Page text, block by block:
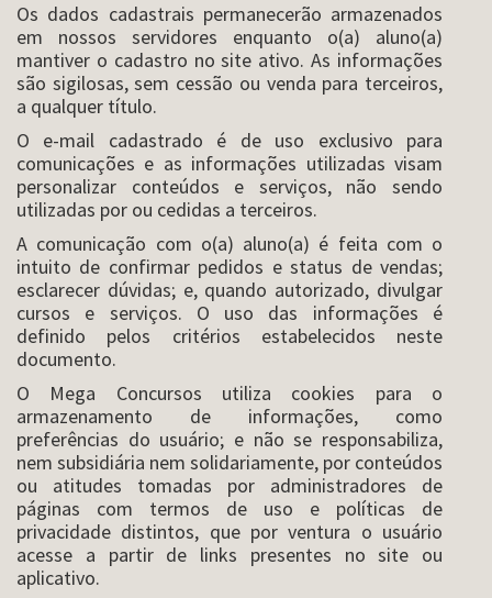
Os dados cadastrais permanecerão armazenados
em nossos servidores enquanto o(a) aluno(a)
mantiver o cadastro no site ativo. As informações
são sigilosas, sem cessão ou venda para terceiros,
a qualquer título.
O e-mail cadastrado é de uso exclusivo para
comunicações e as informações utilizadas visam
personalizar conteúdos e serviços, não sendo
utilizadas por ou cedidas a terceiros.
A comunicação com o(a) aluno(a) é feita com o
intuito de confirmar pedidos e status de vendas;
esclarecer dúvidas; e, quando autorizado, divulgar
cursos e serviços. O uso das informações é
definido pelos critérios estabelecidos neste
documento.
O Mega Concursos utiliza cookies para o
armazenamento de informações, como
preferências do usuário; e não se responsabiliza,
nem subsidiária nem solidariamente, por conteúdos
ou atitudes tomadas por administradores de
páginas com termos de uso e políticas de
privacidade distintos, que por ventura o usuário
acesse a partir de links presentes no site ou
aplicativo.